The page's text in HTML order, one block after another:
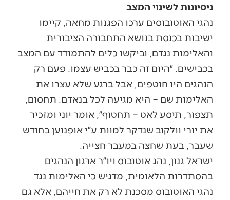
ניסיונות לשינוי המצב
נהגי האוטובוסים ערכו הפגנות מחאה, קיימו
ישיבות בכנסת בנושא התחבורה הציבורית
והאלימות נגדם, וביקשו כלים להתמודד עם המצב
בכבישים. ״היום זה כבר בכביש עצמו. פעם רק
הנהגים היו חוטפים, אבל ברגע שלא עצרו את
האלימות שם – היא מגיעה לכל בנאדם. תחסום,
תצפור, תיסע לאט – תחטוף״, אומר יוני ומזכיר
את יורי וולקוב שנדקר למוות ע״י אופנוען בחודש
שעבר, בעת שחצה במעבר חצייה.
ישראל גנון, נהג אוטובוס ויו״ר ארגון הנהגים
בהסתדרות הלאומית, מדגיש כי האלימות נגד
נהגי האוטובוס מסכנת לא רק את חייהם, אלא גם